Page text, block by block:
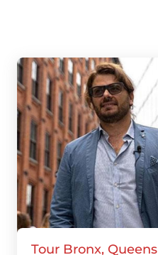
Tour Bronx, Queens